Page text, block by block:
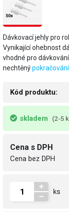
Dávkovací jehly pro
Vynikající ohebnost
vhodné pro
nechtěný
Kód produktu:
skladem (2-5
Cena s DPH
Cena bez DPH
ks